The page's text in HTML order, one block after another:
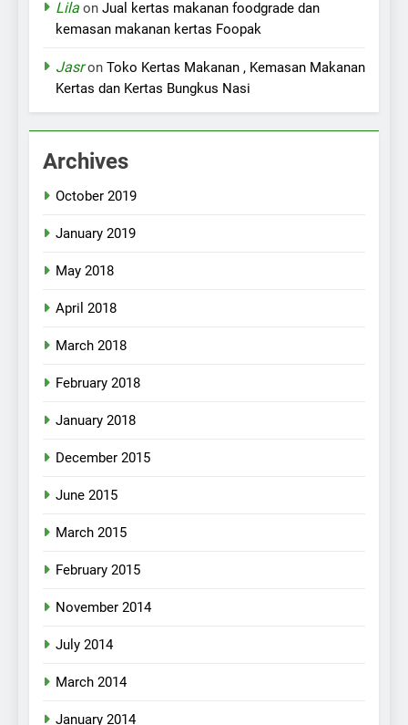
Lila on Jual kertas makanan foodgrade dan
kemasan makanan kertas Foopak
Jasron Toko Kertas Makanan , Kemasan Makanan
Kertas dan Kertas Bungkus Nasi
Archives
October 2019
January 2019
May 2018
April 2018
March 2018
February 2018
January 2018
December 2015
June 2015
March 2015
February 2015
November 2014
July 2014
March 2014
January 2014